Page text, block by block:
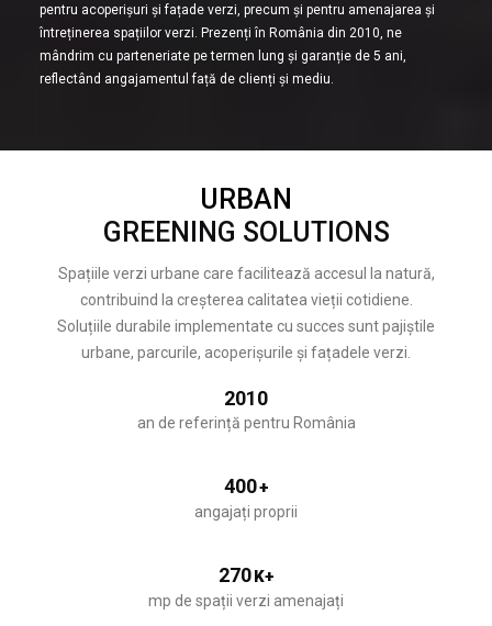
pentru acoperișuri și fațade verzi, precum și pentru amenajarea și
întreținerea spațiilor verzi. Prezenți în România din 2010, ne
mândrim cu parteneriate pe termen lung și garanție de 5 ani,
reflectând angajamentul față de clienți și mediu.
URBAN
GREENING SOLUTIONS
Spațiile verzi urbane care facilitează accesul la natură,
contribuind la creșterea calitatea vieții cotidiene.
Soluțiile durabile implementate cu succes sunt pajiștile
urbane, parcurile, acoperișurile și fațadele verzi.
2010
an de referință pentru România
400+
angajați proprii
270K+
mp de spații verzi amenajați